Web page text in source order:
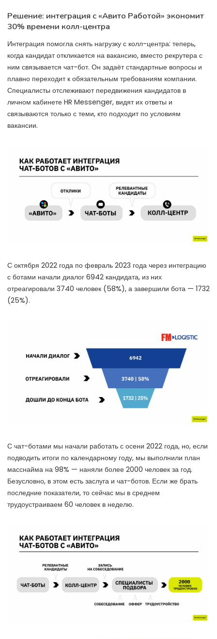
Решение: интеграция с «Авито Работой» экономит
30% времени колл-центра
Интеграция помогла снять нагрузку с колл-центра: теперь,
когда кандидат откликается на вакансию, вместо рекрутера с
ним связывается чат-бот. Он задаёт стандартные вопросы и
плавно переходит к обязательным требованиям компании.
Специалисты отслеживают передвижения кандидатов в
личном кабинете HR Messenger, видят их ответы и
связываются только с теми, кто подходит по условиям
вакансии.
С октября 2022 года по февраль 2023 года через интеграцию
с ботами начали диалог 6942 кандидата, из них
отреагировали 3740 человек (58%), а завершили бота — 1732
(25%).
С чат-ботами мы начали работать с осени 2022 года, но, если
подводить итоги по календарному году, мы выполнили план
масснайма на 98% — наняли более 2000 человек за год.
Безусловно, в этом есть заслуга и чат-ботов. Если же брать
последние показатели, то сейчас мы в среднем
трудоустраиваем 60 человек в неделю.